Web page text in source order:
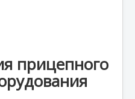
прицепного